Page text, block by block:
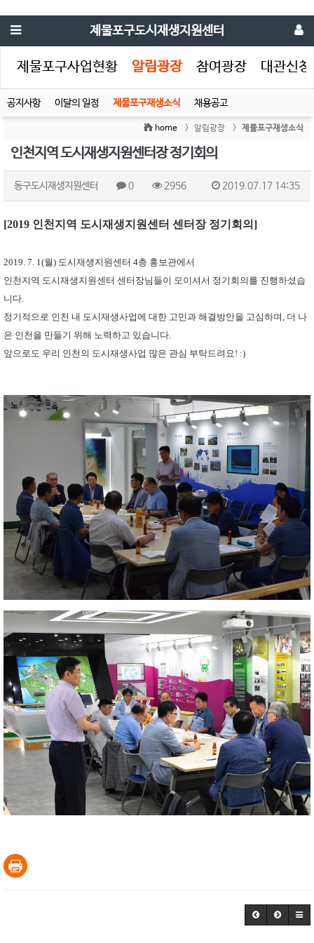
제물포구도시재생지원센터
제물포구사업현황 알림광장 참여광장 대관신청
공지사항 이달의 일정 제물포구재생소식 채용공고
home > 알림광장 > 제물포구재생소식
인천지역 도시재생지원센터장 정기회의
동구도시재생지원센터 0 2956 2019.07.17 14:35
[2019 인천지역 도시재생지원센터 센터장 정기회의]
​2019. 7. 1(월) 도시재생지원센터 4층 홍보관에서
인천지역 도시재생지원센터 센터장님들이 모이셔서 정기회의를 진행하셨습
니다.
정기적으로 인천 내 도시재생사업에 대한 고민과 해결방안을 고심하며, 더 나
은 인천을 만들기 위해 노력하고 있습니다.
앞으로도 우리 인천의 도시재생사업 많은 관심 부탁드려요! :)